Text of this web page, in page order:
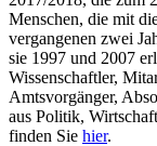
Menschen, die mit
vergangenen zwei
sie 1997 und 2007
Wissenschaftler,
Amtsvorgänger,
aus Politik,
finden Sie hier.